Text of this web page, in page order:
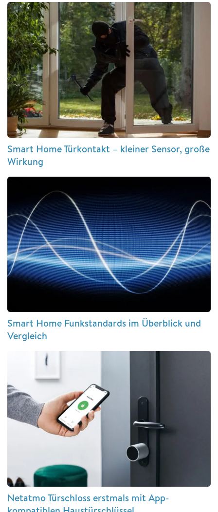
Smart Home Türkontakt – kleiner Sensor, große
Wirkung
Smart Home Funkstandards im Überblick und
Vergleich
Netatmo Türschloss erstmals mit App-